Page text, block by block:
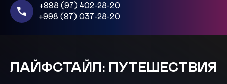
+998 (97) 402-28-20
+998 (97) 037-28-20
ЛАЙФСТАЙЛ: ПУТЕШЕСТВИЯ